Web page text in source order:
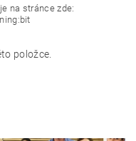
na stránce zde:
položce.